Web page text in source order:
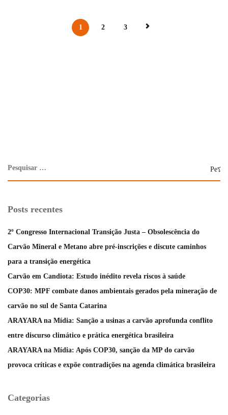
1 2 3
Posts recentes
2º Congresso Internacional Transição Justa – Obsolescência do
Carvão Mineral e Metano abre pré-inscrições e discute caminhos
para a transição energética
Carvão em Candiota: Estudo inédito revela riscos à saúde
COP30: MPF combate danos ambientais gerados pela mineração de
carvão no sul de Santa Catarina
ARAYARA na Mídia: Sanção a usinas a carvão aprofunda conflito
entre discurso climático e prática energética brasileira
ARAYARA na Mídia: Após COP30, sanção da MP do carvão
provoca críticas e expõe contradições na agenda climática brasileira
Categorias